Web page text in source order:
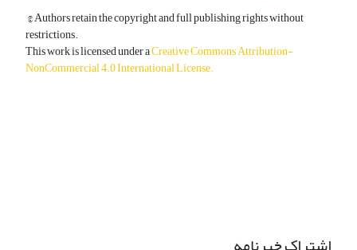
© Authors retain the copyright and full publishing rights without
restrictions.
This work is licensed under aCreative Commons Attribution-
NonCommercial 4.0 International License.